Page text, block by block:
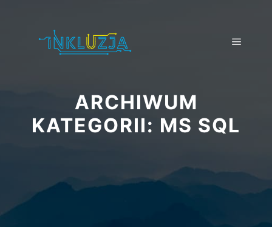
ARCHIWUM
KATEGORII: MS SQL